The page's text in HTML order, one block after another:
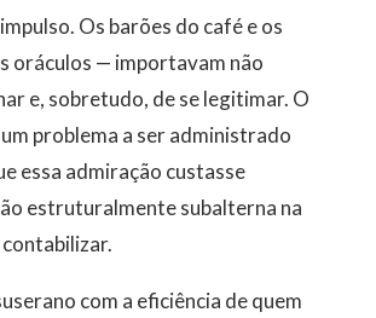
Os barões do café e os
oráculos — importavam não
e, sobretudo, de se legitimar. O
problema a ser administrado
essa admiração custasse
estruturalmente subalterna na
com a eficiência de quem